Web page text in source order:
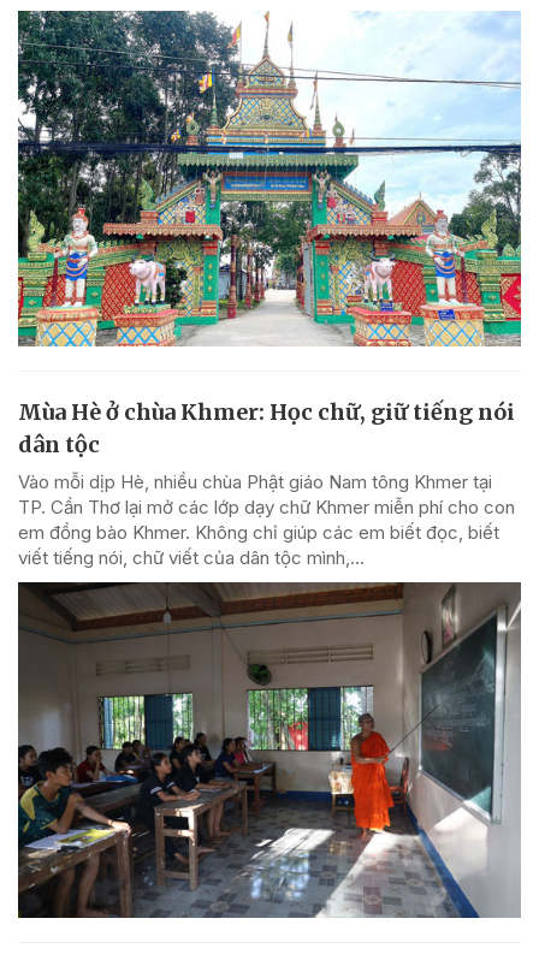
Mùa Hè ở chùa Khmer: Học chữ, giữ tiếng nói
dân tộc
Vào mỗi dịp Hè, nhiều chùa Phật giáo Nam tông Khmer tại
TP. Cần Thơ lại mở các lớp dạy chữ Khmer miễn phí cho con
em đồng bào Khmer. Không chỉ giúp các em biết đọc, biết
viết tiếng nói, chữ viết của dân tộc mình,...